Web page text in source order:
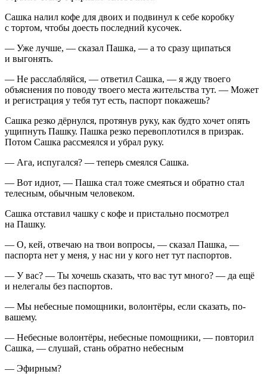
Сашка налил кофе для двоих и подвинул к себе коробку
с тортом, чтобы доесть последний кусочек.
— Уже лучше, — сказал Пашка, — а то сразу щипаться
и выгонять.
— Не расслабляйся, — ответил Сашка, — я жду твоего
объяснения по поводу твоего места жительства тут. — Может
и регистрация у тебя тут есть, паспорт покажешь?
Сашка резко дёрнулся, протянув руку, как будто хочет опять
ущипнуть Пашку. Пашка резко перевоплотился в призрак.
Потом Сашка рассмеялся и убрал руку.
— Ага, испугался? — теперь смеялся Сашка.
— Вот идиот, — Пашка стал тоже смеяться и обратно стал
телесным, обычным человеком.
Сашка отставил чашку с кофе и пристально посмотрел
на Пашку.
— О, кей, отвечаю на твои вопросы, — сказал Пашка, —
паспорта нет у меня, у нас ни у кого нет тут паспортов.
— У вас? — Ты хочешь сказать, что вас тут много? — да ещё
и нелегалы без паспортов.
— Мы небесные помощники, волонтёры, если сказать, по-
вашему.
— Небесные волонтёры, небесные помощники, — повторил
Сашка, — слушай, стань обратно небесным
— Эфирным?